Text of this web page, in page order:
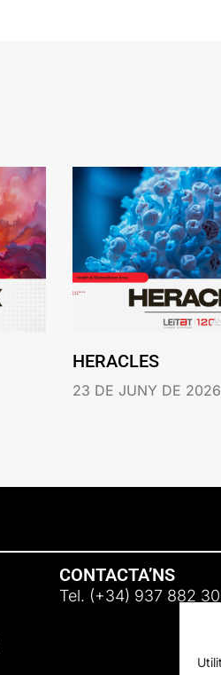
HERACLES
23 DE JUNY DE 2026
CONTACTA’NS
Tel. (+34) 937 882